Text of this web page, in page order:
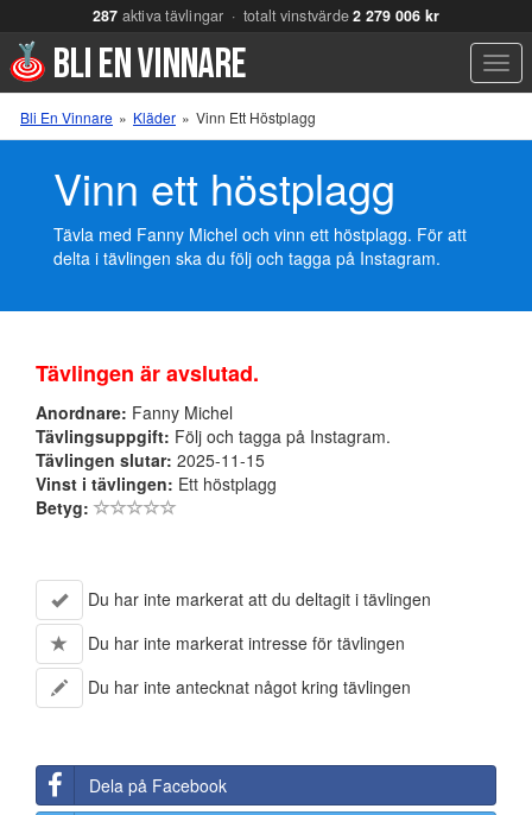
287 aktiva tävlingar · totalt vinstvärde2 279 006 kr
Bli En Vinnare » Kläder » Vinn Ett Höstplagg
Vinn ett höstplagg
Tävla med Fanny Michel och vinn ett höstplagg. För att
delta i tävlingen ska du följ och tagga på Instagram.
Tävlingen är avslutad.
Anordnare: Fanny Michel
Tävlingsuppgift: Följ och tagga på Instagram.
Tävlingen slutar: 2025-11-15
Vinst i tävlingen: Ett höstplagg
Betyg:
Du har inte markerat att du deltagit i tävlingen
Du har inte markerat intresse för tävlingen
Du har inte antecknat något kring tävlingen
Dela på Facebook